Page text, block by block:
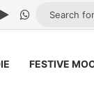
Google Play
WhatsApp
FESTIVE